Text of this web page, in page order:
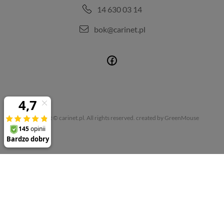
14 630 03 14
bok@carinet.pl
Copyright © carinet.pl. All rights reserved. created by GreenMouse